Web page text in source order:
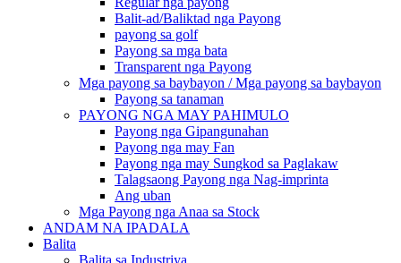
Balit-ad/Baliktad nga Payong
payong sa golf
Payong sa mga bata
Transparent nga Payong
Mga payong sa baybayon / Mga payong sa baybayon
Payong sa tanaman
PAYONG NGA MAY PAHIMULO
Payong nga Gipangunahan
Payong nga may Fan
Payong nga may Sungkod sa Paglakaw
Talagsaong Payong nga Nag-imprinta
Ang uban
Mga Payong nga Anaa sa Stock
ANDAM NA IPADALA
Balita
Balita sa Industriya